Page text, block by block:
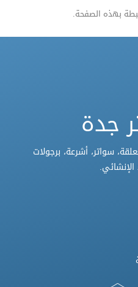
بهذه الصفحة.
جدة
سواتر، أشرعة، برجولات